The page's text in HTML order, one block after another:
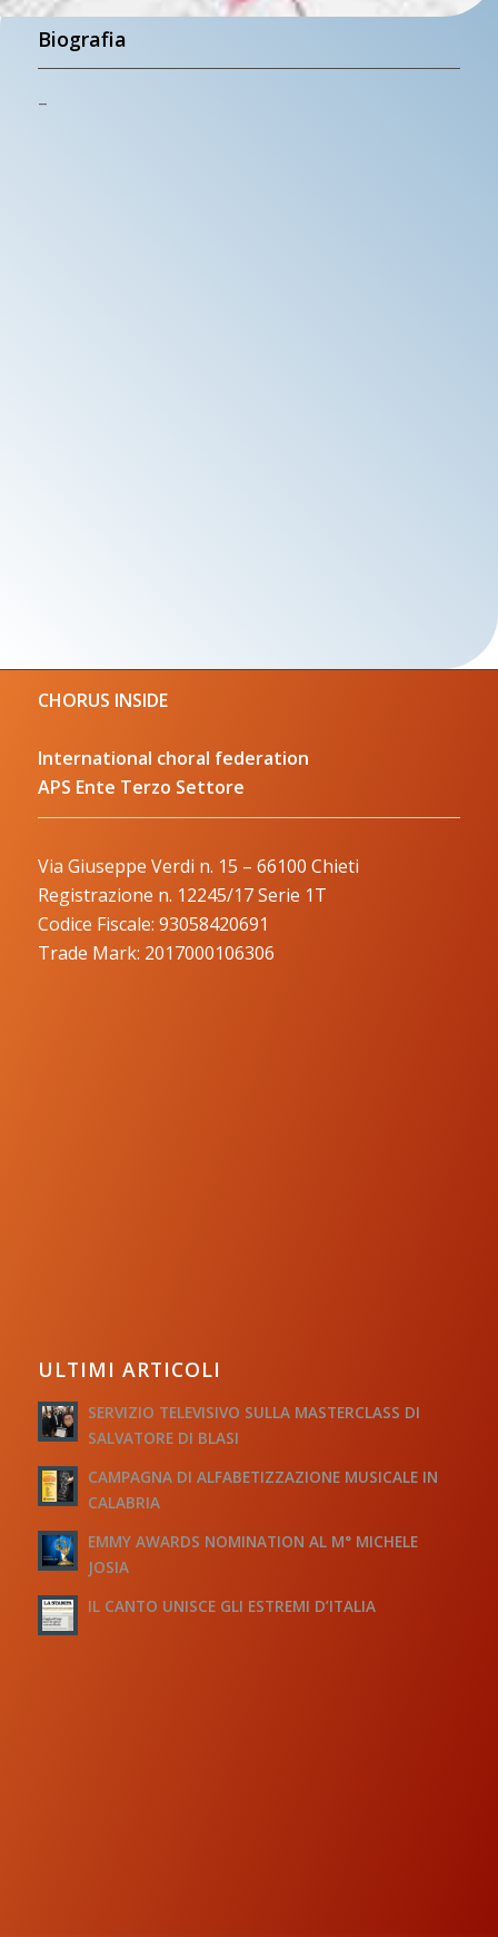
Biografia
–
CHORUS INSIDE
International choral federation
APS Ente Terzo Settore
Via Giuseppe Verdi n. 15 – 66100 Chieti
Registrazione n. 12245/17 Serie 1T
Codice Fiscale: 93058420691
Trade Mark: 2017000106306
ULTIMI ARTICOLI
SERVIZIO TELEVISIVO SULLA MASTERCLASS DI
SALVATORE DI BLASI
CAMPAGNA DI ALFABETIZZAZIONE MUSICALE IN
CALABRIA
EMMY AWARDS NOMINATION AL M° MICHELE
JOSIA
IL CANTO UNISCE GLI ESTREMI D’ITALIA